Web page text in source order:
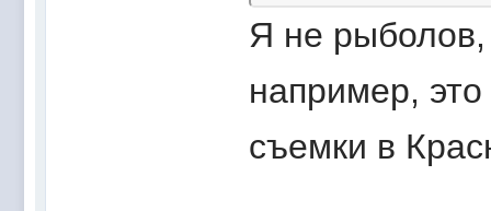
Я не
например,
съемки в